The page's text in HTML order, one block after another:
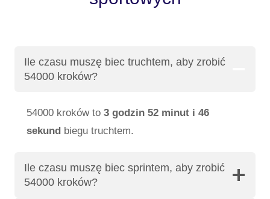
Ile czasu muszę biec truchtem, aby zrobić
54000 kroków?
54000 kroków to 3 godzin 52 minut i 46
sekund biegu truchtem.
Ile czasu muszę biec sprintem, aby zrobić
54000 kroków?